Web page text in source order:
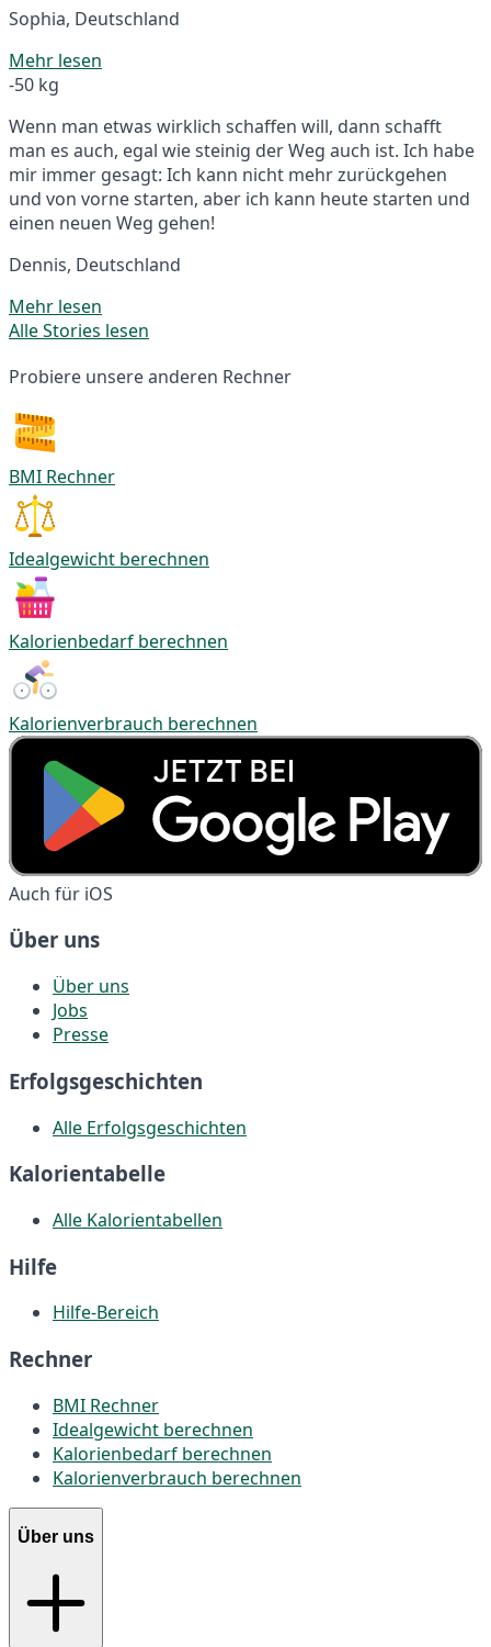
Sophia, Deutschland
Mehr lesen
-50 kg
Wenn man etwas wirklich schaffen will, dann schafft
man es auch, egal wie steinig der Weg auch ist. Ich habe
mir immer gesagt: Ich kann nicht mehr zurückgehen
und von vorne starten, aber ich kann heute starten und
einen neuen Weg gehen!
Dennis, Deutschland
Mehr lesen
Alle Stories lesen
Probiere unsere anderen Rechner
BMI Rechner
Idealgewicht berechnen
Kalorienbedarf berechnen
Kalorienverbrauch berechnen
Auch für iOS
Über uns
Über uns
Jobs
Presse
Erfolgsgeschichten
Alle Erfolgsgeschichten
Kalorientabelle
Alle Kalorientabellen
Hilfe
Hilfe-Bereich
Rechner
BMI Rechner
Idealgewicht berechnen
Kalorienbedarf berechnen
Kalorienverbrauch berechnen
Über uns